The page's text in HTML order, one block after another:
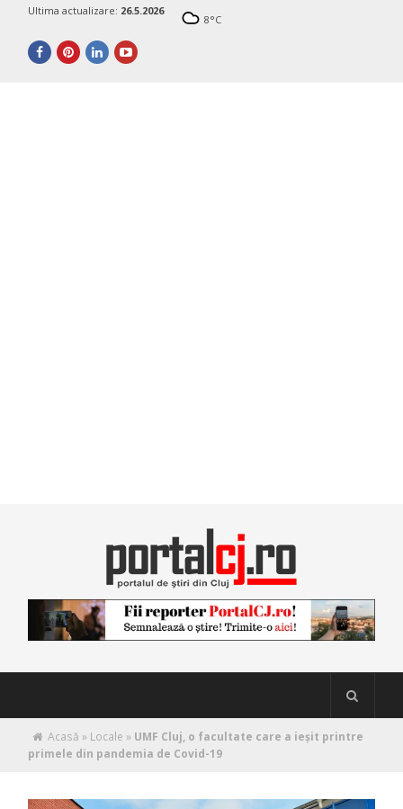
Ultima actualizare: 26.5.2026
8°C
Acasă » Locale » UMF Cluj, o facultate care a ieșit printre
primele din pandemia de Covid-19